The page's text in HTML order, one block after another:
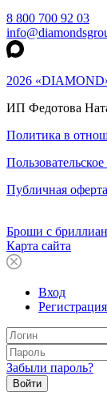
8 800 700 92 03
2026
ИП Федотова
Политика в
Публичная оферта
Броши с
Карта сайта
Вход
Регистрация
Забыли пароль?
Войти